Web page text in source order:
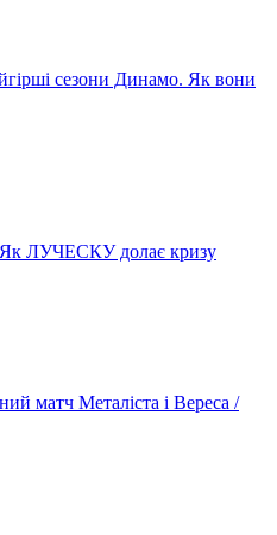
сезони Динамо. Як вони
ЛУЧЕСКУ долає кризу
матч Металіста і Вереса /